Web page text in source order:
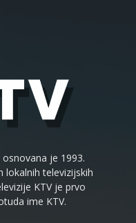
je 1993.
lokalnih televizijskih
KTV je prvo
ime KTV.